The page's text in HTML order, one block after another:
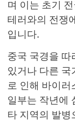
며 이는 초기
테러와의 전쟁
입니다.
중국 국경을 따
있거나 다른 국
로 인해 바이러
일부는 작년에
타 지역의 발병